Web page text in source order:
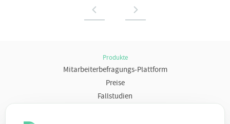
Produkte
Mitarbeiterbefragungs-Plattform
Preise
Fallstudien